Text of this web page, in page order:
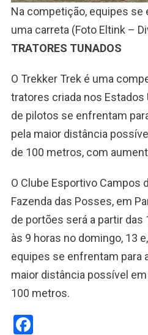
Na competição, equipes se
uma carreta (Foto Eltink –
TRATORES TUNADOS
O Trekker Trek é uma
tratores criada nos Estados
de pilotos se enfrentam
pela maior distância
de 100 metros, com
O Clube Esportivo Campos
Fazenda das Posses, em
de portões será a partir das
às 9 horas no domingo, 13
equipes se enfrentam para
maior distância possível
100 metros.
Facebook